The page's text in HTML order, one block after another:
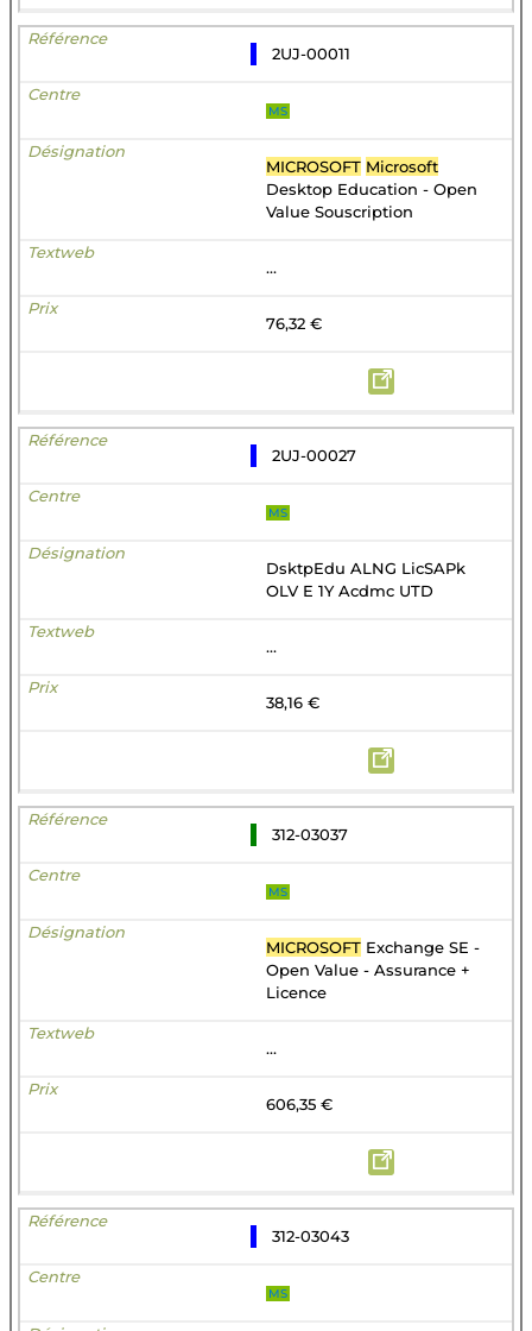
2UJ-00011
MS
MICROSOFT Microsoft
Desktop Education - Open
Value Souscription
...
76,32 €
2UJ-00027
MS
DsktpEdu ALNG LicSAPk
OLV E 1Y Acdmc UTD
...
38,16 €
312-03037
MS
MICROSOFT Exchange SE -
Open Value - Assurance +
Licence
...
606,35 €
312-03043
MS